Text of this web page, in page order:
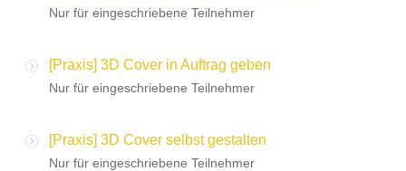
Nur für eingeschriebene Teilnehmer
[Praxis] 3D Cover in Auftrag geben
Nur für eingeschriebene Teilnehmer
[Praxis] 3D Cover selbst gestalten
Nur für eingeschriebene Teilnehmer